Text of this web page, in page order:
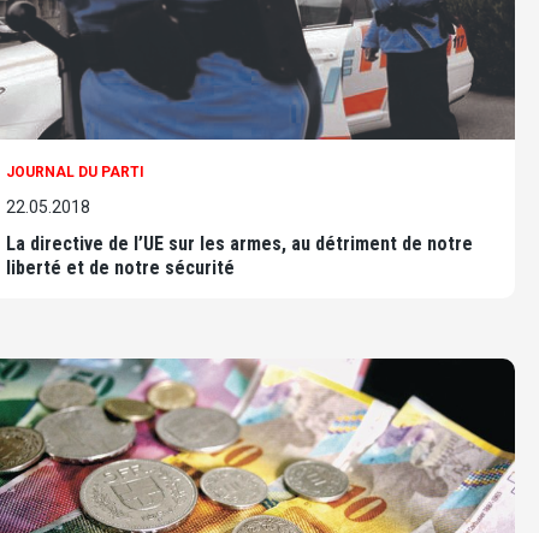
JOURNAL DU PARTI
22.05.2018
La directive de l’UE sur les armes, au détriment de notre
liberté et de notre sécurité